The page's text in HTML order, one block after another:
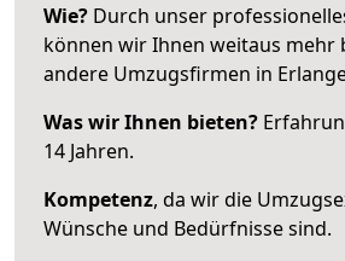
Wie? Durch unser
können wir Ihnen weitaus mehr
andere Umzugsfirmen in
Was wir Ihnen bieten?
14 Jahren.
Kompetenz, da wir die
Wünsche und Bedürfnisse sind.